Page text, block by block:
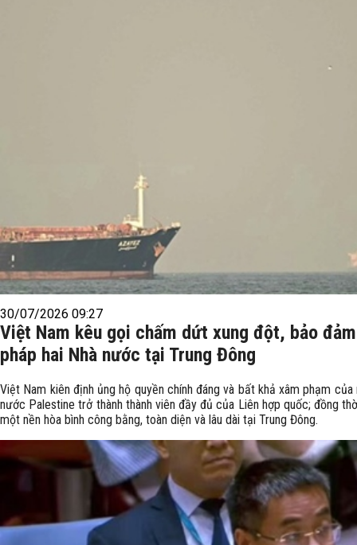
30/07/2026 09:27
Việt Nam kêu gọi chấm dứt xung đột, bảo
pháp hai Nhà nước tại Trung Đông
Việt Nam kiên định ủng hộ quyền chính đáng và bất khả xâm phạm
nước Palestine trở thành thành viên đầy đủ của Liên hợp quốc; đồng
một nền hòa bình công bằng, toàn diện và lâu dài tại Trung Đông.